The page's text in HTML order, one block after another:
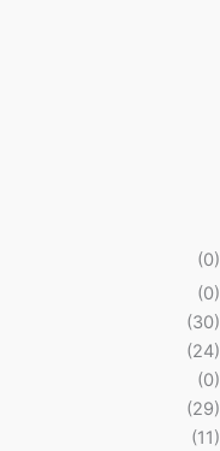
(0)
(0)
(30)
(24)
(0)
(29)
(11)